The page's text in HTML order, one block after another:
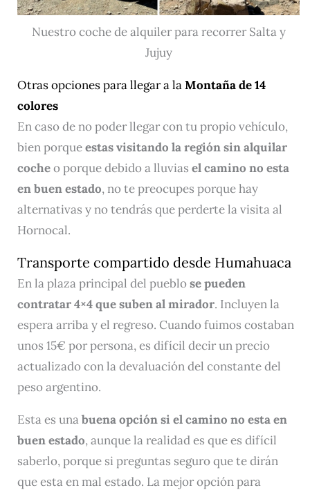
Nuestro coche de alquiler para recorrer Salta y
Jujuy
Otras opciones para llegar a laMontaña de 14
colores
En caso de no poder llegar con tu propio vehículo,
bien porqueestas visitando la región sin alquilar
cocheo porque debido a lluvias el camino no esta
en buen estado, no te preocupes porque hay
alternativas y no tendrás que perderte la visita al
Hornocal.
Transporte compartido desde Humahuaca
En la plaza principal del pueblose pueden
contratar 4×4 que suben al mirador. Incluyen la
espera arriba y el regreso. Cuando fuimos costaban
unos 15€ por persona, es difícil decir un precio
actualizado con la devaluación del constante del
peso argentino.
Esta es unabuena opción si el camino no esta en
buen estado, aunque la realidad es que es difícil
saberlo, porque si preguntas seguro que te dirán
que esta en mal estado. La mejor opción para